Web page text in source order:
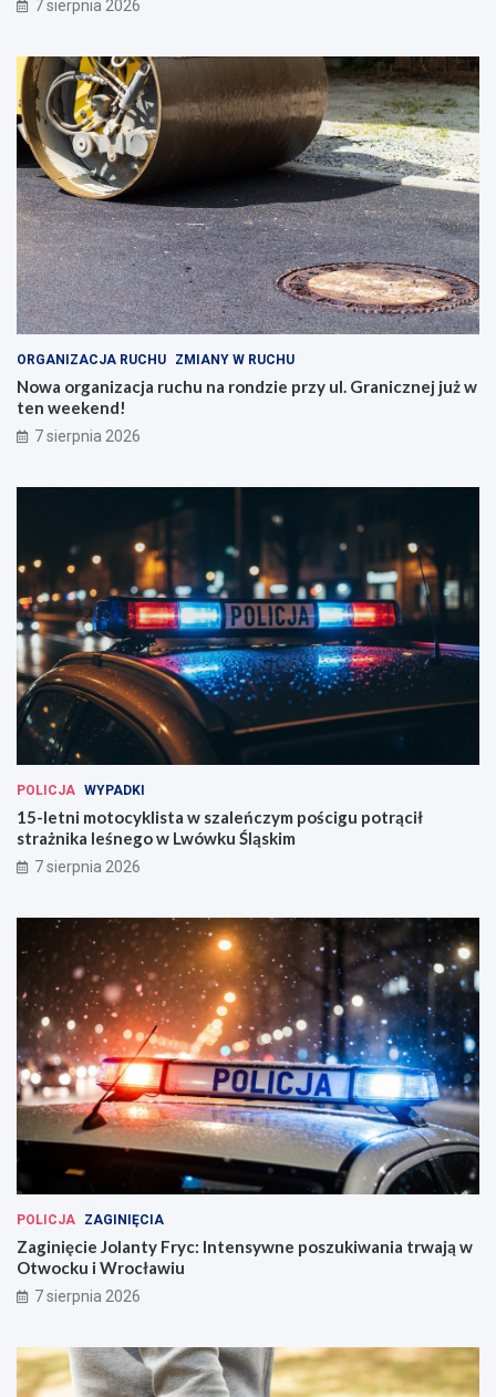
7 sierpnia 2026
ORGANIZACJA RUCHU ZMIANY W RUCHU
Nowa organizacja ruchu na rondzie przy ul. Granicznej już w
ten weekend!
7 sierpnia 2026
POLICJA WYPADKI
15-letni motocyklista w szaleńczym pościgu potrącił
strażnika leśnego w Lwówku Śląskim
7 sierpnia 2026
POLICJA ZAGINIĘCIA
Zaginięcie Jolanty Fryc: Intensywne poszukiwania trwają w
Otwocku i Wrocławiu
7 sierpnia 2026